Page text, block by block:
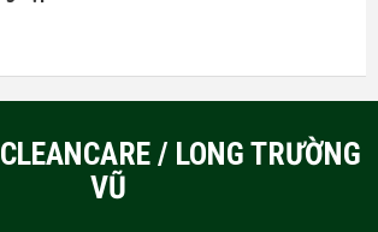
/ LONG TRƯỜNG
VŨ